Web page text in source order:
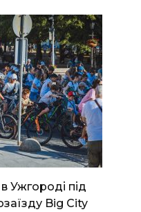
Ужгороді під
Big Сity